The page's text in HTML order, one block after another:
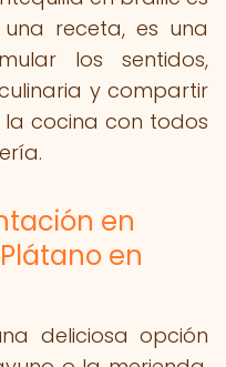
receta, es una
los sentidos,
y compartir
la cocina con todos
en
en
deliciosa opción